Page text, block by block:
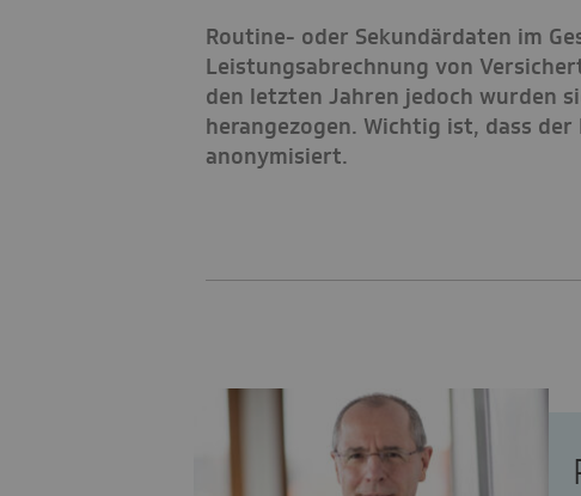
Routine- oder Sekundärdaten im
Leistungsabrechnung von
den letzten Jahren jedoch wurden
herangezogen. Wichtig ist, dass
anonymisiert.